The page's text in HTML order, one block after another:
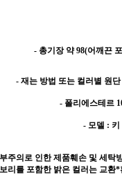
- 총기장 약 98(어깨끈
- 재는 방법 또는 컬러별 원
- 폴리에스테르
- 모델 : 키
주의로 인한 제품훼손 및 세탁
리를 포함한 밝은 컬러는 교환